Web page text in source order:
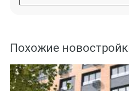
Похожие